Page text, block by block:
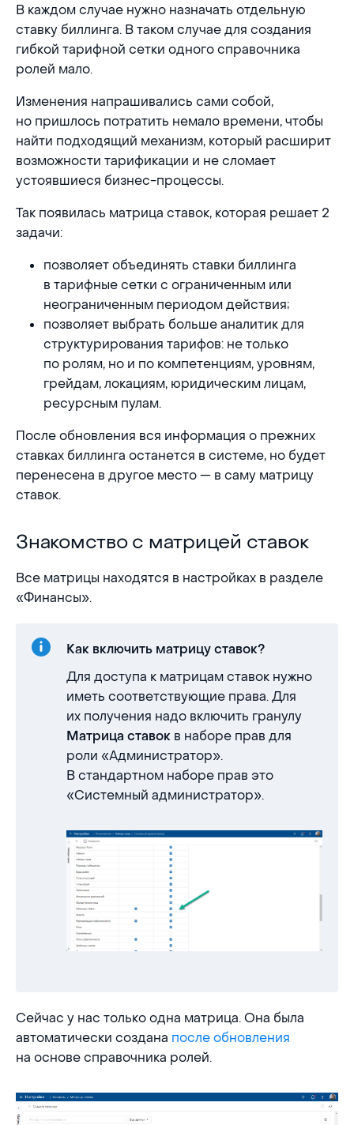
В каждом случае нужно назначать отдельную
ставку биллинга. В таком случае для создания
гибкой тарифной сетки одного справочника
ролей мало.
Изменения напрашивались сами собой,
но пришлось потратить немало времени, чтобы
найти подходящий механизм, который расширит
возможности тарификации и не сломает
устоявшиеся бизнес-процессы.
Так появилась матрица ставок, которая решает 2
задачи:
позволяет объединять ставки биллинга
в тарифные сетки с ограниченным или
неограниченным периодом действия;
позволяет выбрать больше аналитик для
структурирования тарифов: не только
по ролям, но и по компетенциям, уровням,
грейдам, локациям, юридическим лицам,
ресурсным пулам.
После обновления вся информация о прежних
ставках биллинга останется в системе, но будет
перенесена в другое место — в саму матрицу
ставок.
Знакомство с матрицей ставок
Знакомство с матрицей ставок
Все матрицы находятся в настройках в разделе
«Финансы».
Как включить матрицу ставок?
Для доступа к матрицам ставок нужно
иметь соответствующие права. Для
их получения надо включить гранулу
Матрица ставок в наборе прав для
роли «Администратор».
В стандартном наборе прав это
«Системный администратор».
Сейчас у нас только одна матрица. Она была
автоматически создана после обновления
на основе справочника ролей.